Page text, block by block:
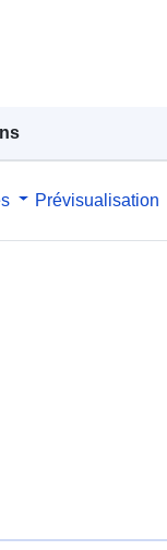
Prévisualisation